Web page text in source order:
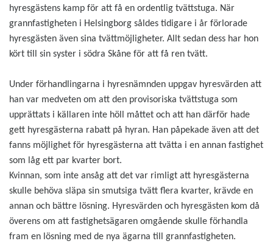
hyresgästens kamp för att få en ordentlig tvättstuga. När
grannfastigheten i Helsingborg såldes tidigare i år förlorade
hyresgästen även sina tvättmöjligheter. Allt sedan dess har hon
kört till sin syster i södra Skåne för att få ren tvätt.
Under förhandlingarna i hyresnämnden uppgav hyresvärden att
han var medveten om att den provisoriska tvättstuga som
upprättats i källaren inte höll måttet och att han därför hade
gett hyresgästerna rabatt på hyran. Han påpekade även att det
fanns möjlighet för hyresgästerna att tvätta i en annan fastighet
som låg ett par kvarter bort.
Kvinnan, som inte ansåg att det var rimligt att hyresgästerna
skulle behöva släpa sin smutsiga tvätt flera kvarter, krävde en
annan och bättre lösning. Hyresvärden och hyresgästen kom då
överens om att fastighetsägaren omgående skulle förhandla
fram en lösning med de nya ägarna till grannfastigheten.